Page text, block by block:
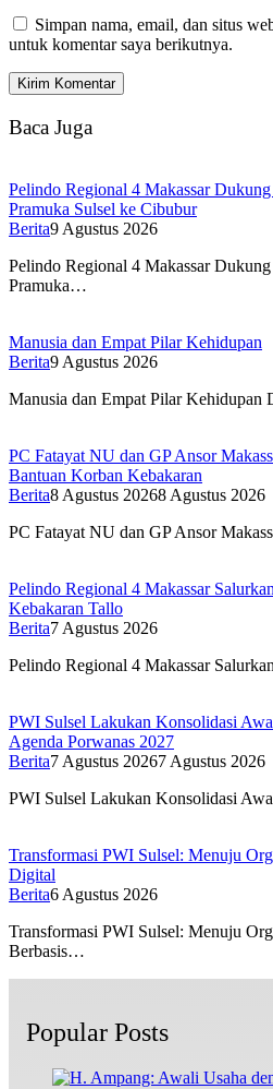
Simpan nama, email, dan situs
untuk komentar saya berikutnya.
Baca Juga
Pelindo Regional 4 Makassar
Pramuka Sulsel ke Cibubur
Berita9 Agustus 2026
Pelindo Regional 4 Makassar
Pramuka…
Manusia dan Empat Pilar Kehidupan
Berita9 Agustus 2026
Manusia dan Empat Pilar Kehidupan
PC Fatayat NU dan GP Ansor
Bantuan Korban Kebakaran
Berita8 Agustus 20268 Agustus 2026
PC Fatayat NU dan GP Ansor
Pelindo Regional 4 Makassar
Kebakaran Tallo
Berita7 Agustus 2026
Pelindo Regional 4 Makassar
PWI Sulsel Lakukan Konsolidasi
Agenda Porwanas 2027
Berita7 Agustus 20267 Agustus 2026
PWI Sulsel Lakukan Konsolidasi
Transformasi PWI Sulsel: Menuju
Digital
Berita6 Agustus 2026
Transformasi PWI Sulsel: Menuju
Berbasis…
Popular Posts